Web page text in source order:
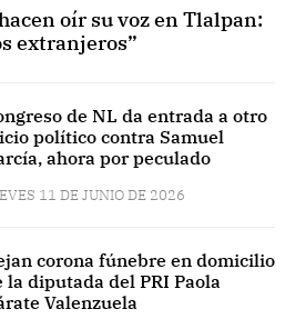
oír su voz en Tlalpan:
extranjeros”
de NL da entrada a otro
político contra Samuel
ahora por peculado
11 DE JUNIO DE 2026
corona fúnebre en domicilio
la diputada del PRI Paola
Valenzuela